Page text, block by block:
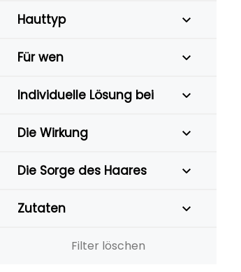
Hauttyp
Für wen
Individuelle Lösung bei
Die Wirkung
Die Sorge des Haares
Zutaten
Filter löschen